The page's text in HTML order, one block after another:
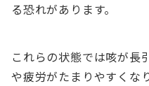
る恐れがあります。
これらの状態では咳が長
や疲労がたまりやすくな